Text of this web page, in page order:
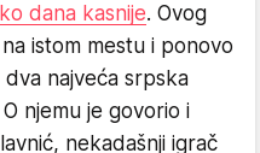
dana kasnije. Ovog
istom mestu i ponovo
najveća srpska
njemu je govorio i
nekadašnji igrač